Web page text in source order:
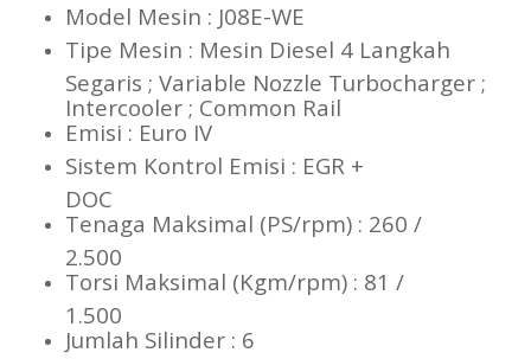
Model Mesin : J08E-WE
Tipe Mesin : Mesin Diesel 4 Langkah
Segaris ; Variable Nozzle Turbocharger ;
Intercooler ; Common Rail
Emisi : Euro IV
Sistem Kontrol Emisi : EGR +
DOC
Tenaga Maksimal (PS/rpm) : 260 /
2.500
Torsi Maksimal (Kgm/rpm) : 81 /
1.500
Jumlah Silinder : 6